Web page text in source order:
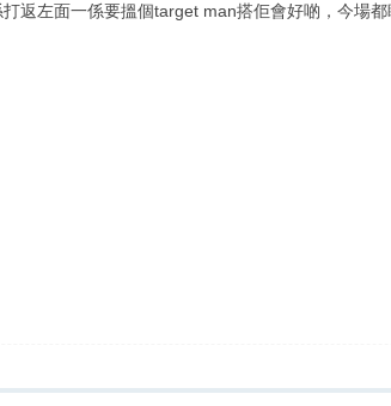
返左面一係要搵個target man搭佢會好啲，今場